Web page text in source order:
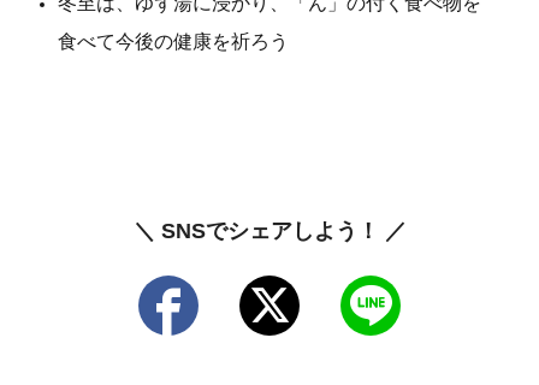
食べて今後の健康を祈ろう
＼ SNSでシェアしよう！ ／